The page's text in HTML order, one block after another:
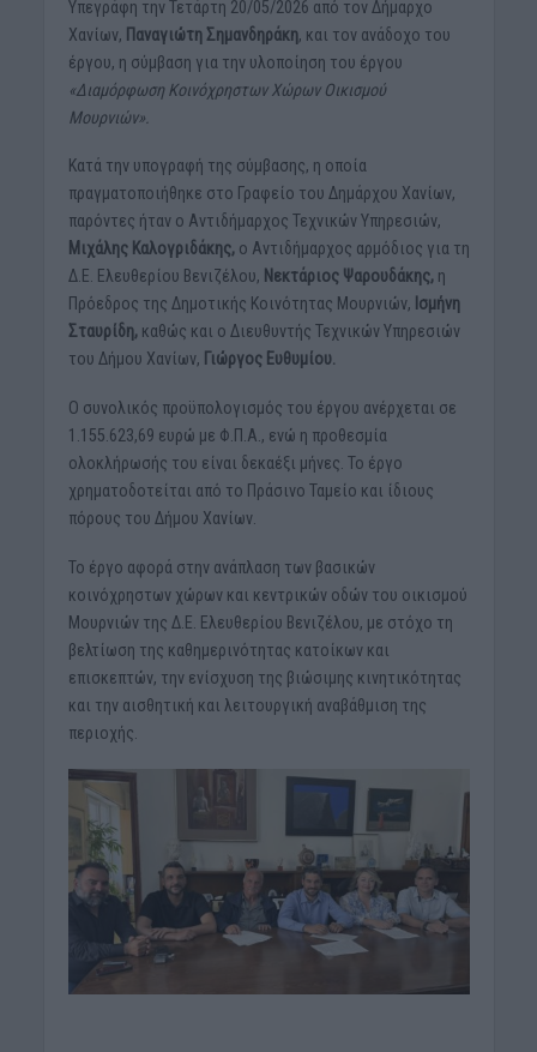
Υπεγράφη την Τετάρτη 20/05/2026 από τον Δήμαρχο
Χανίων, Παναγιώτη Σημανδηράκη, και τον ανάδοχο του
έργου, η σύμβαση για την υλοποίηση του έργου
«Διαμόρφωση Κοινόχρηστων Χώρων Οικισμού
Μουρνιών».
Κατά την υπογραφή της σύμβασης, η οποία
πραγματοποιήθηκε στο Γραφείο του Δημάρχου Χανίων,
παρόντες ήταν ο Αντιδήμαρχος Τεχνικών Υπηρεσιών,
Μιχάλης Καλογριδάκης,ο Αντιδήμαρχος αρμόδιος για τη
Δ.Ε. Ελευθερίου Βενιζέλου, Νεκτάριος Ψαρουδάκης,η
Πρόεδρος της Δημοτικής Κοινότητας Μουρνιών, Ισμήνη
Σταυρίδη,καθώς και ο Διευθυντής Τεχνικών Υπηρεσιών
του Δήμου Χανίων, Γιώργος Ευθυμίου.
Ο συνολικός προϋπολογισμός του έργου ανέρχεται σε
1.155.623,69 ευρώ με Φ.Π.Α., ενώ η προθεσμία
ολοκλήρωσής του είναι δεκαέξι μήνες. Το έργο
χρηματοδοτείται από το Πράσινο Ταμείο και ίδιους
πόρους του Δήμου Χανίων.
Το έργο αφορά στην ανάπλαση των βασικών
κοινόχρηστων χώρων και κεντρικών οδών του οικισμού
Μουρνιών της Δ.Ε. Ελευθερίου Βενιζέλου, με στόχο τη
βελτίωση της καθημερινότητας κατοίκων και
επισκεπτών, την ενίσχυση της βιώσιμης κινητικότητας
και την αισθητική και λειτουργική αναβάθμιση της
περιοχής.